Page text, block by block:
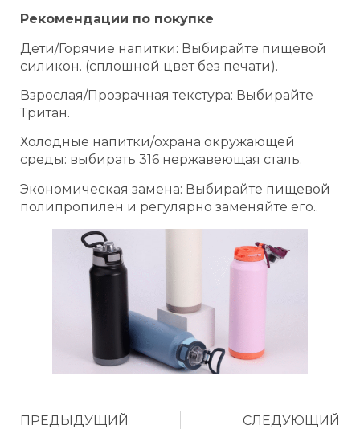
Рекомендации по покупке
Дети/Горячие напитки: Выбирайте пищевой
силикон. (сплошной цвет без печати).
Взрослая/Прозрачная текстура: Выбирайте
Тритан.
Холодные напитки/охрана окружающей
среды: выбирать 316 нержавеющая сталь.
Экономическая замена: Выбирайте пищевой
полипропилен и регулярно заменяйте его..
ПРЕДЫДУЩИЙ
СЛЕДУЮЩИЙ